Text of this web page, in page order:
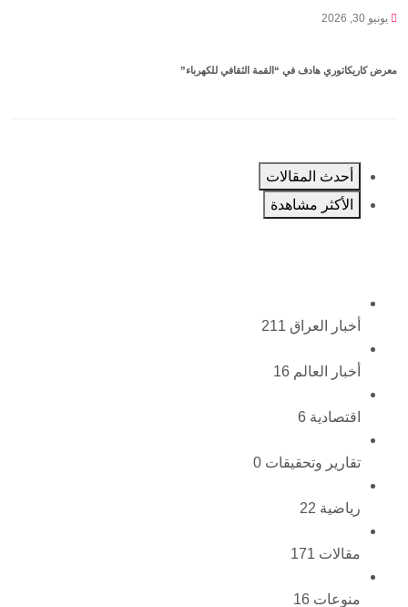
يونيو 30, 2026
معرض كاريكاتوري هادف في “القمة الثقافي للكهرباء”
أحدث المقالات
الأكثر مشاهدة
أخبار العراق 211
أخبار العالم 16
اقتصادية 6
تقارير وتحقيقات 0
رياضية 22
مقالات 171
منوعات 16